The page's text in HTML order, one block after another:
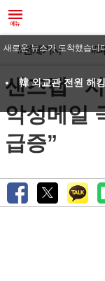
#전체기사 #
샌즈랩 “
악성메일
급증”
새로운 뉴스가 도착했습니
韓 외교관 전원 해